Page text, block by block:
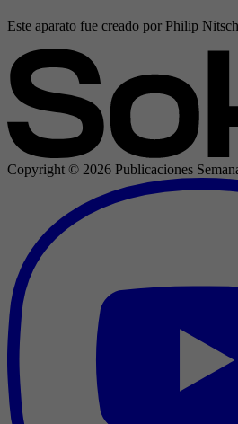
Este aparato fue creado por Philip
Copyright © 2026 Publicaciones